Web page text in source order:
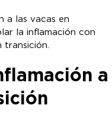
a las vacas en
la inflamación con
transición.
a